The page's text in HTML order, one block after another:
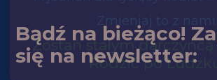
Bądź na bieżąco!
się na newsletter: